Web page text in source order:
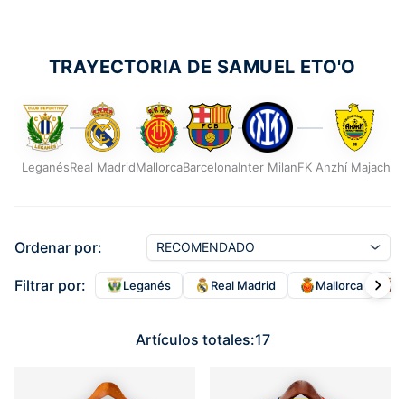
TRAYECTORIA DE SAMUEL ETO'O
LeganésReal MadridMallorcaBarcelonaInter MilanFK Anzhí
Ordenar por:
Filtrar por: Leganés Real Madrid Mallorca
Artículos totales:17